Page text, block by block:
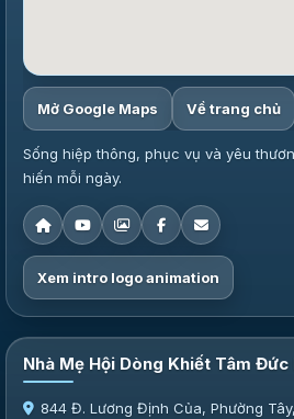
Mở Google Maps Về trang chủ
Sống hiệp thông, phục vụ và yêu
hiến mỗi ngày.
Xem intro logo animation
Nhà Mẹ Hội Dòng Khiết Tâm Đức
844 Đ. Lương Định Của, Phường